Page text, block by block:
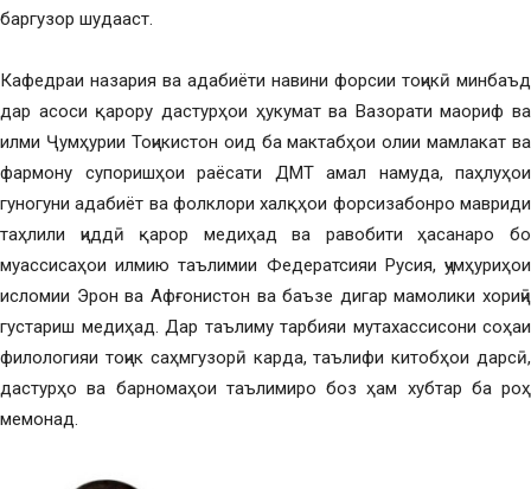
баргузор шудааст.
Кафедраи назария ва адабиёти навини форсии тоҷикӣ минбаъд
дар асоси қарору дастурҳои ҳукумат ва Вазорати маориф ва
илми Ҷумҳурии Тоҷикистон оид ба мактабҳои олии мамлакат ва
фармону супоришҳои раёсати ДМТ амал намуда, паҳлуҳои
гуногуни адабиёт ва фолклори халқҳои форсизабонро мавриди
таҳлили ҷиддӣ қарор медиҳад ва равобити ҳасанаро бо
муассисаҳои илмию таълимии Федератсияи Русия, ҷумҳуриҳои
исломии Эрон ва Афғонистон ва баъзе дигар мамолики хориҷӣ
густариш медиҳад. Дар таълиму тарбияи мутахассисони соҳаи
филологияи тоҷик саҳмгузорӣ карда, таълифи китобҳои дарсӣ,
дастурҳо ва барномаҳои таълимиро боз ҳам хубтар ба роҳ
мемонад.